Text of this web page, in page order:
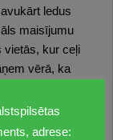
ledus
maisījumu
vietās, kur ceļi
vērā, ka
adrese: